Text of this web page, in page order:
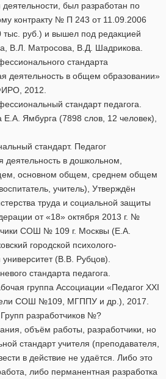
деятельности, был разработан по
контракту № П 243 от 11.09.2006
тыс. руб.) и вышел под редакцией
В.Л. Матросова, В.Д. Шадрикова.
стандарта
деятельность в общем образовании»
2012.
стандарт педагога.
Е.А. Ямбурга (7898 слов, 12 человек),
стандарт. Педагог
деятельность в дошкольном,
основном общем, среднем общем
учитель), Утверждён
труда и социальной защиты
от «18» октября 2013 г. №
СОШ № 109 г. Москвы (Е.А.
городской психолого-
университет (В.В. Рубцов).
стандарта педагога.
группа Ассоциации «Педагог XXI
СОШ №109, МГППУ и др.), 2017.
разработчиков №?
объём работы, разработчики, но
стандарт учителя (преподавателя,
в действие не удаётся. Либо это
либо перманентная разработка